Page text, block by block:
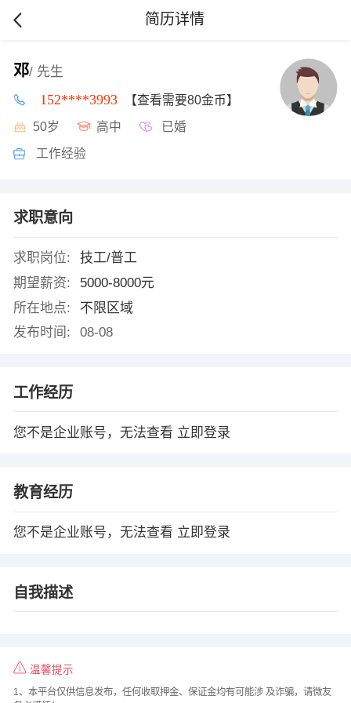
简历详情
邓/ 先生
152****3993 【查看需要80金币】
50岁 高中 已婚
工作经验
求职意向
求职岗位:
技工/普工
期望薪资:
5000-8000元
所在地点:
不限区域
发布时间:
08-08
工作经历
您不是企业账号，无法查看 立即登录
教育经历
您不是企业账号，无法查看 立即登录
自我描述
温馨提示
1、本平台仅供信息发布，任何收取押金、保证金均有可能涉 及诈骗，请微友